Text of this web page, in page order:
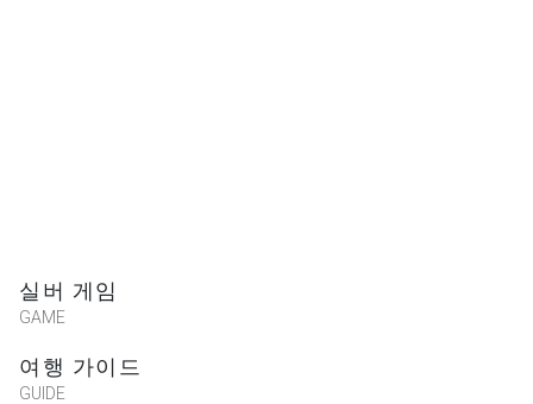
실버 게임
GAME
여행 가이드
GUIDE